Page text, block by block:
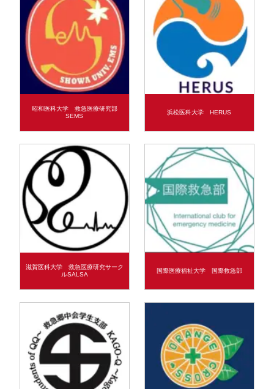
昭和医科大学 救急医療研究部
SEMS
浜松医科大学 HERUS
滋賀医科大学 救急医療研究サーク
ルSALSA
国際医療福祉大学 国際救急部